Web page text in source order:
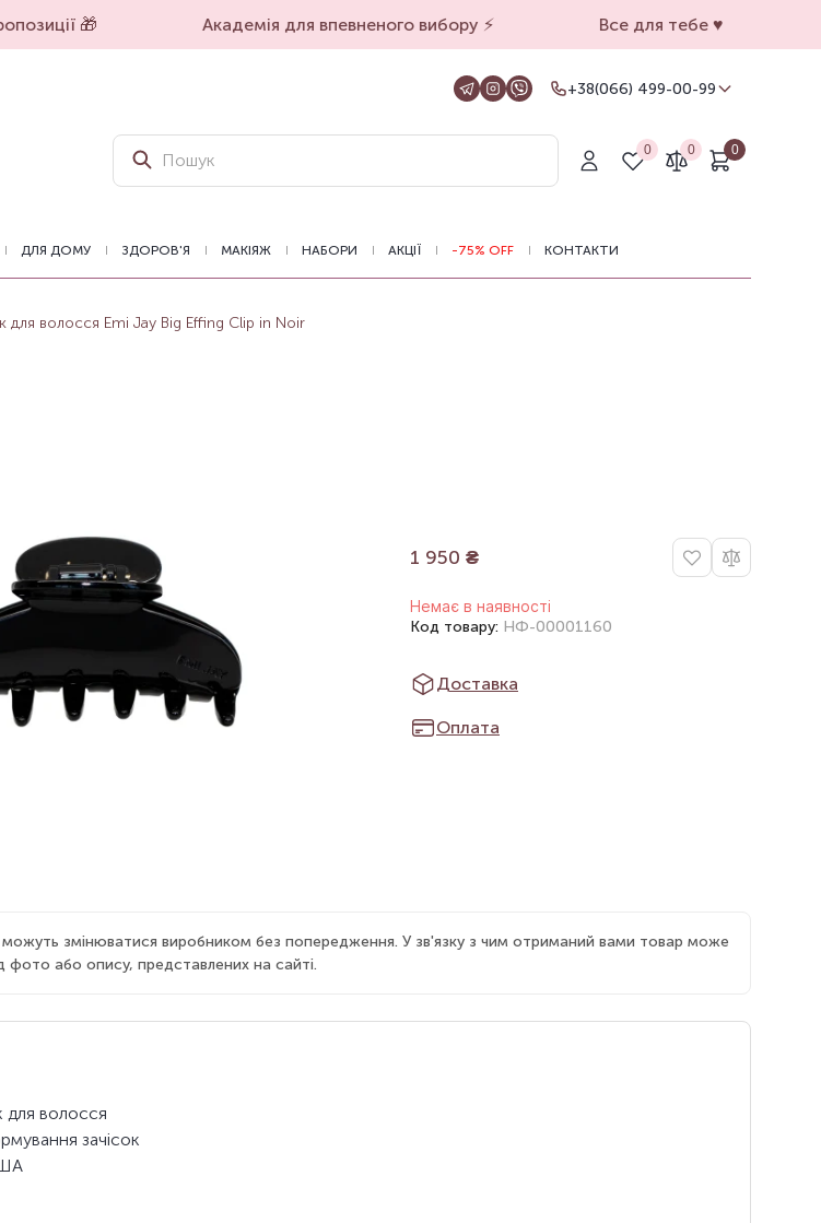
🎁 Академія для впевненого вибору ⚡️ Все для тебе ♥️
+38(066) 499-00-99
Для замовлень на сайті
+38(099) 069-90-00
Магазин Харків
Оформлення замовлень на сайті
0 0 0
ДЛЯ ДОМУ ЗДОРОВ'Я МАКІЯЖ НАБОРИ АКЦІЇ -75% OFF КОНТАКТИ
для волосся Emi Jay Big Effing Clip in Noir
1 950 ₴
Немає в наявності
Код товару: НФ-00001160
Доставка
Оплата
можуть змінюватися виробником без попередження. У зв'язку з чим отриманий вами товар може
фото або опису, представлених на сайті.
для волосся
зачісок